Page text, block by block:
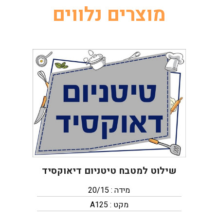
מוצרים נלווים
שילוט למטבח טיטניום דיאוקסיד
מידה : 20/15
מקט : A125